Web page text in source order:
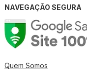
NAVEGAÇÃO SEGURA
Quem Somos